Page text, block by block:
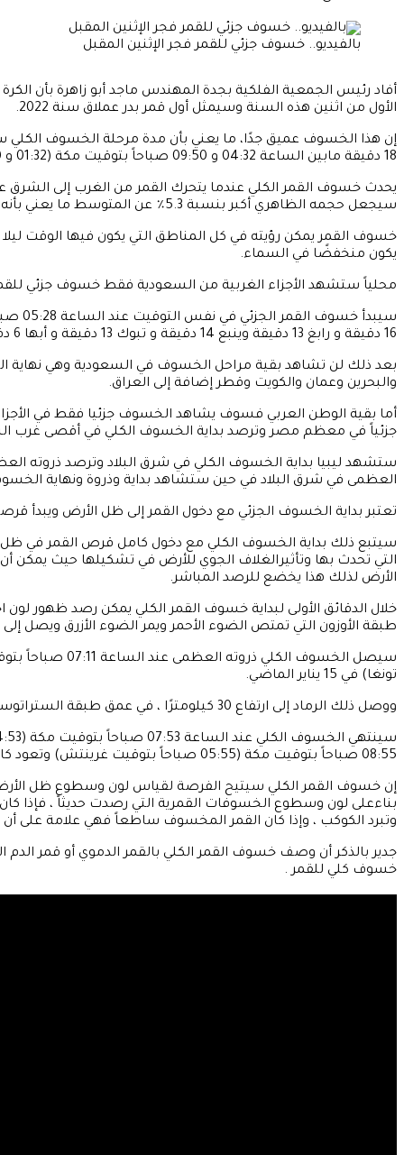
بالفيديو.. خسوف جزئي للقمر فجر الإثنين المقبل
الأول من اثنين هذه السنة وسيمثل أول قمر بدر عملاق سنة 2022.
18 دقيقة مابين الساعة 04:32 و 09:50 صباحاً بتوقيت مكة (01:32 و 06:50 صباحاً بتوقيت غرينتش ) على مستوى الكرة الأرضية.
يحدث خسوف القمر الكلي عندما يتحرك القمر من الغرب إلى
سيجعل حجمه الظاهري أكبر بنسبة 5.3٪ عن المتوسط ما يعني بأنه خلال هذا الخسوف سوف يظهر كبير نسبياً في السماء .
خسوف القمر يمكن رؤيته في كل المناطق التي يكون فيها الوقت
يكون منخفضًا في السماء.
محلياً ستشهد الأجزاء الغربية من السعودية فقط خسوف جزئي
16 دقيقة و رابغ 13 دقيقة وينبع 14 دقيقة و تبوك 13 دقيقة و أبها 6 دقائق و جازان 8 دقائق، حيث سيلاحظ وجود ظلمة أعلى يسار قرص القمر أثناء غروبه نتيجة لبداية دخوله إلى ظل الأرض.
بعد ذلك لن تشاهد بقية مراحل الخسوف في السعودية وهي نهاية
والبحرين وعمان والكويت وقطر إضافة إلى العراق.
أما بقية الوطن العربي فسوف يشاهد الخسوف جزئيا فقط في
جزئياً في معظم مصر وترصد بداية الخسوف الكلي في أقصى غرب
ستشهد ليبيا بداية الخسوف الكلي في شرق البلاد وترصد ذروته
العظمى في شرق البلاد في حين ستشاهد بداية وذروة ونهاية
تعتبر بداية الخسوف الجزئي مع دخول القمر إلى ظل الأرض ويبدأ
التي تحدث بها وتأثيرالغلاف الجوي للأرض في تشكيلها حيث يمكن أن
الأرض لذلك هذا يخضع للرصد المباشر.
خلال الدقائق الأولى لبداية خسوف القمر الكلي يمكن رصد ظهور
طبقة الأوزون التي تمتص الضوء الأحمر ويمر الضوء الأزرق ويصل
تونغا) في 15 يناير الماضي.
ووصل ذلك الرماد إلى ارتفاع 30 كيلومترًا ، في عمق طبقة الستراتوسفير ، بكتلة إجمالية قدرها 400 مليون كيلوغرام ما قد يتسبب في جعل القمر المخسوف بلون أحمر أغمق من المعتاد.
08:55 صباحاً بتوقيت مكة (05:55 صباحاً بتوقيت غرينتش) وتعود كامل إضاءة القمر وينتهي الحدث الرئيسي.
إن خسوف القمر الكلي سيتيح الفرصة لقياس لون وسطوع ظل الأرض،
بناءعلى لون وسطوع الخسوفات القمرية التي رصدت حديثاً ،
وتبرد الكوكب ، وإذا كان القمر المخسوف ساطعاً فهي علامة على
خسوف كلي للقمر .